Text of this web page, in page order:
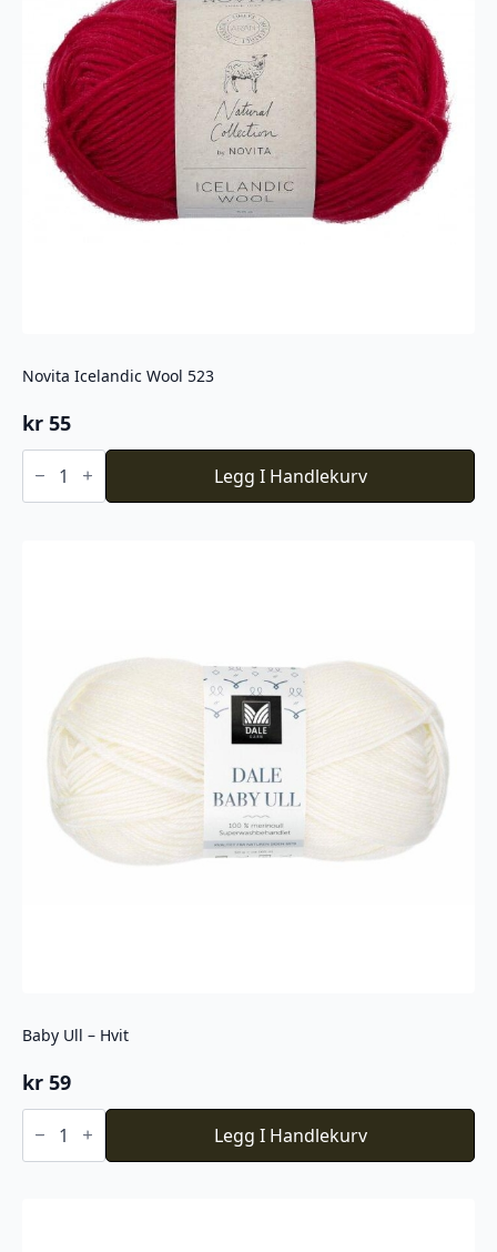
Novita Icelandic Wool 523
kr 55
Novita
Icelandic
523
Legg I Handlekurv
Baby Ull – Hvit
kr 59
Baby
Ull
Hvit
Legg I Handlekurv